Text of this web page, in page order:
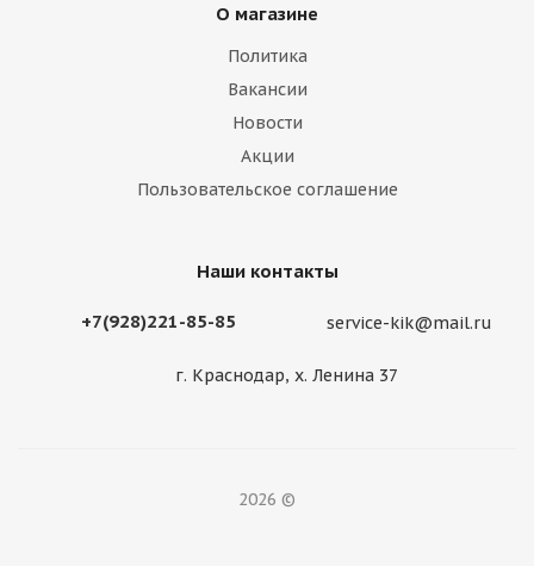
О магазине
Политика
Вакансии
Новости
Акции
Пользовательское соглашение
Наши контакты
+7(928)221-85-85 service-kik@mail.ru
г. Краснодар, х. Ленина 37
2026 ©